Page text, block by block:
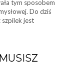
tym sposobem
Do dziś
szpilek jest